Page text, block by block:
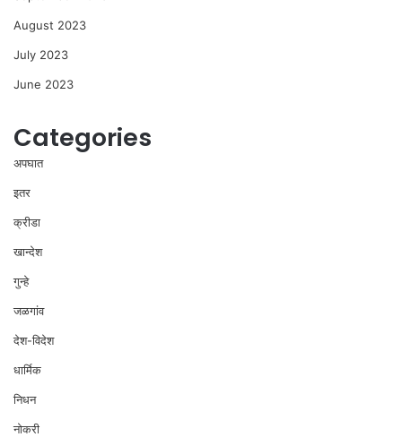
August 2023
July 2023
June 2023
Categories
अपघात
इतर
क्रीडा
खान्देश
गुन्हे
जळगांव
देश-विदेश
धार्मिक
निधन
नोकरी